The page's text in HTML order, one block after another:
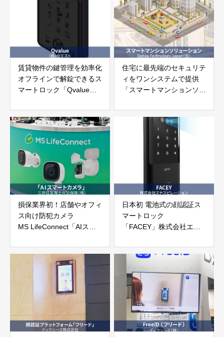
賃貸物件の鍵管理を効率化
オフラインで解錠できるス
マートロック「Qvalue」
住宅に最先端のセキュリテ
ィをワンシステムで提供
「スマートマンションソリ
Dahua Technology Japan
損保業界初！店舗やオフィ
ス向け防犯カメラ
MS LifeConnect「AIスマ
火災保険株式会社
日本初 電池式の顔認証ス
マートロック
「FACEY」株式会社エナ